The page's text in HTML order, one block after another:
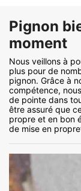
Pignon
moment
Nous veillons à
plus pour de
pignon. Grâce à
compétence,
de pointe dans
être assuré que
propre et en bon
de mise en